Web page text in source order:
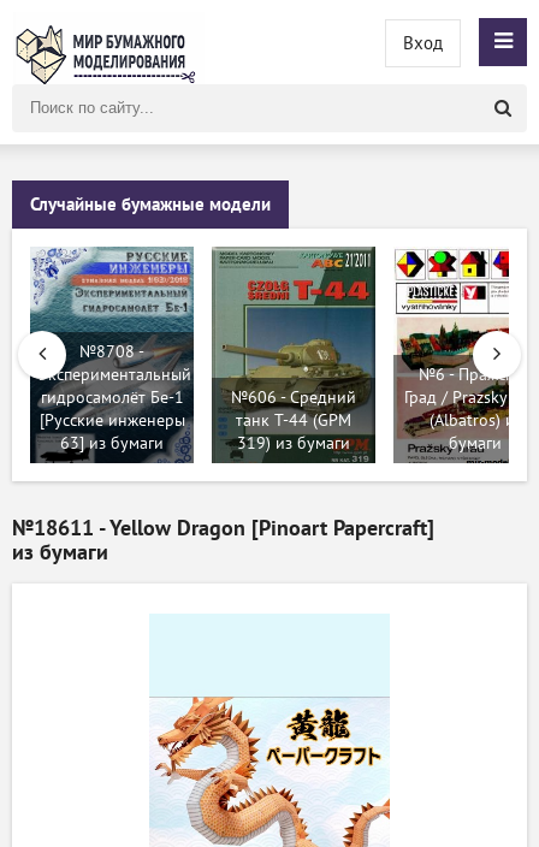
сайту
Вход
Случайные бумажные модели
№8708 -
Экспериментальный
гидросамолёт Бе-1
[Русские инженеры
63] из бумаги
№606 - Средний
танк Т-44 (GPM
319) из бумаги
№6 - Пражский
Град / Prazsky
(Albatros) из
бумаги
№18611 - Yellow Dragon [Pinoart Papercraft]
из бумаги